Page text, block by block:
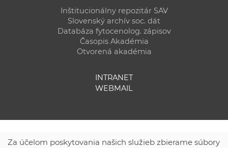
Inštitucionálny repozitár SAV
Slovenský archív soc. dát
Databáza fytocenolog. zápisov
Časopis Akadémia
Otvorená akadémia
INTRANET
WEBMAIL
Za účelom poskytovania našich služieb zbierame súbory